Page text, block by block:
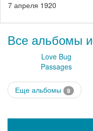
7 апреля 1920
Все альбомы
Love Bug
Passages
Еще альбомы 9